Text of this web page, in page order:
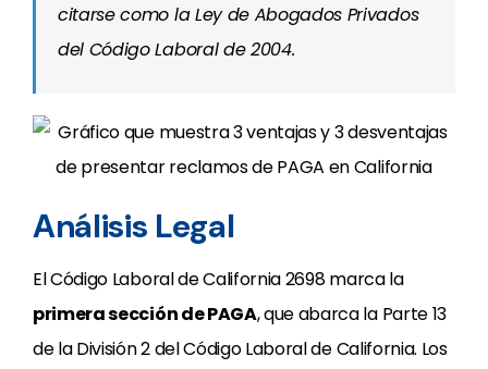
citarse como la Ley de Abogados Privados
del Código Laboral de 2004.
Análisis Legal
El Código Laboral de California 2698 marca la
primera sección de PAGA, que abarca la Parte 13
de la División 2 del Código Laboral de California. Los